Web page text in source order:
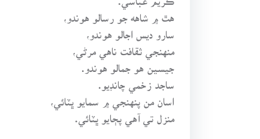
هٿ ۾ شاهه جو رسالو هوندو،
سارو ديس اجالو هوندو،
منهنجي ثقافت ناهي مرڻي،
جيسين هو جمالو هوندو.
ساجد زخمي چانڊيو.
اسان من پنهنجي ۾ سمايو ڀٽائي،
منزل تي آهي پڄايو ڀٽائي.